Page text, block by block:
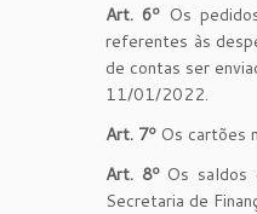
Art. 6º Os
referentes às
de contas ser
11/01/2022.
Art. 7º Os cartões
Art. 8ºOs saldos
Secretaria de